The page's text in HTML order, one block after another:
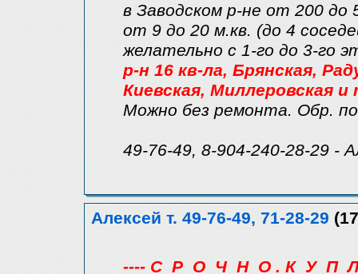
в Заводском р-не от 200 до
от 9 до 20 м.кв. (до 4
желательно с 1-го до 3-го
р-н 16 кв-ла, Брянская,
Киевская, Миллеровская и
Можно без ремонта. Обр.
49-76-49, 8-904-240-28-29 -
Алексей т. 49-76-49, 71-28-29
---- С_Р_О_Ч_Н_О .